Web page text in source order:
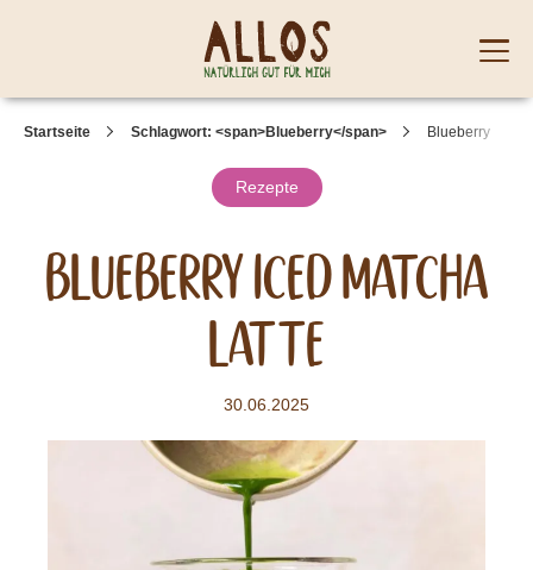
Skip to content
menu
Startseite Schlagwort: <span>Blueberry</span> Blueberry
Rezepte
Blueberry Iced Matcha
Latte
30.06.2025